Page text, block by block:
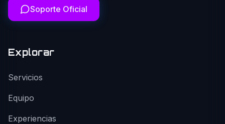
Soporte Oficial
Explorar
Servicios
Equipo
Experiencias